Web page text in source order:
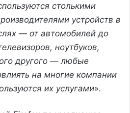
столькими
устройств в
— от автомобилей до
ноутбуков,
другого — любые
на многие компании
их услугами».